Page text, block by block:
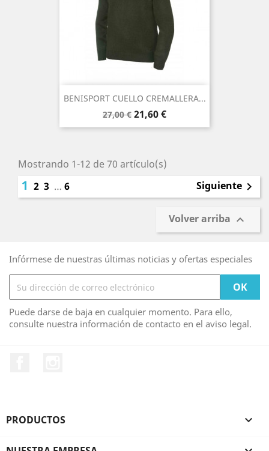
BENISPORT CUELLO CREMALLERA...
Precio
base
27,00 € Precio
21,60 €
Mostrando 1-12 de 70 artículo(s)
1 2 3 … 6 Siguiente 
Volver arriba 
Infórmese de nuestras últimas noticias y ofertas especiales
Puede darse de baja en cualquier momento. Para ello,
consulte nuestra información de contacto en el aviso legal.
PRODUCTOS 